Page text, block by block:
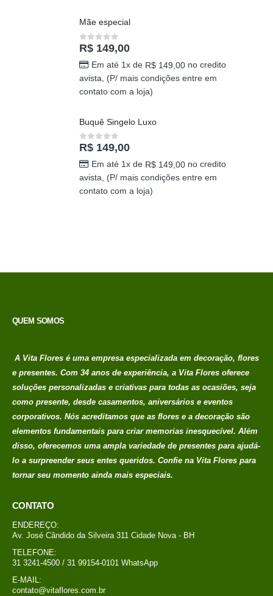
Mãe especial
0out of 5
R$ 149,00
Em até 1x de R$149,00no credito
avista, (P/ mais condições entre em
contato com a loja)
Buquê Singelo Luxo
0out of 5
R$ 149,00
Em até 1x de R$149,00no credito
avista, (P/ mais condições entre em
contato com a loja)
QUEM SOMOS
A Vita Flores é uma empresa especializada em decoração, flores
e presentes. Com 34 anos de experiência, a Vita Flores oferece
soluções personalizadas e criativas para todas as ocasiões, seja
como presente, desde casamentos, aniversários e eventos
corporativos. Nós acreditamos que as flores e a decoração são
elementos fundamentais para criar memorias inesquecível. Além
disso, oferecemos uma ampla variedade de presentes para ajudá-
lo a surpreender seus entes queridos. Confie na Vita Flores para
tornar seu momento ainda mais especiais.
CONTATO
ENDEREÇO:
Av. José Cândido da Silveira 311 Cidade Nova - BH
TELEFONE:
31 3241-4500 / 31 99154-0101 WhatsApp
E-MAIL:
contato@vitaflores.com.br